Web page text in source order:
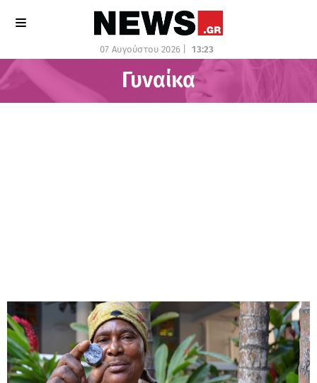
07 Αυγούστου 2026 | 13:23
Γυναίκα